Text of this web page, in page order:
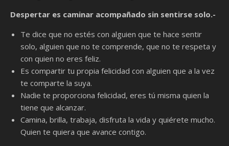
Despertar es caminar acompañado sin sentirse solo.-
Te dice que no estés con alguien que te hace sentir
solo, alguien que no te comprende, que no te respeta y
con quien no eres feliz.
Es compartir tu propia felicidad con alguien que a la vez
te comparte la suya.
Nadie te proporciona felicidad, eres tú misma quien la
tiene que alcanzar.
Camina, brilla, trabaja, disfruta la vida y quiérete mucho.
Quien te quiera que avance contigo.